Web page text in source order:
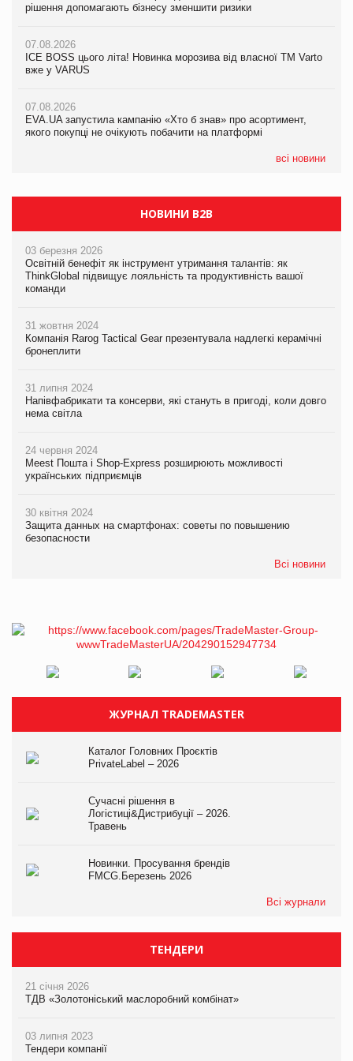
рішення допомагають бізнесу зменшити ризики
07.08.2026
ICE BOSS цього літа! Новинка морозива від власної ТМ Varto
вже у VARUS
07.08.2026
EVA.UA запустила кампанію «Хто б знав» про асортимент,
якого покупці не очікують побачити на платформі
всі новини
рішення допомагають бізнесу зменшити ризики
07.08.2026
ICE BOSS цього літа! Новинка морозива від власної ТМ Varto
вже у VARUS
07.08.2026
EVA.UA запустила кампанію «Хто б знав» про асортимент,
якого покупці не очікують побачити на платформі
Продажі Hugo Boss впали на 9%
НОВИНИ B2B
03 березня 2026
Освітній бенефіт як інструмент утримання талантів: як
ThinkGlobal підвищує лояльність та продуктивність вашої
команди
31 жовтня 2024
Компанія Rarog Tactical Gear презентувала надлегкі керамічні
бронеплити
31 липня 2024
Напівфабрикати та консерви, які стануть в пригоді, коли довго
нема світла
24 червня 2024
Meest Пошта і Shop-Express розширюють можливості
українських підприємців
30 квітня 2024
Защита данных на смартфонах: советы по повышению
безопасности
Всі новини
ЖУРНАЛ TRADEMASTER
Каталог Головних Проєктів
PrivateLabel – 2026
Сучасні рішення в
Логістиці&Дистрибуції – 2026.
Травень
Новинки. Просування брендів
FMCG.Березень 2026
Всі журнали
ТЕНДЕРИ
21 січня 2026
ТДВ «Золотоніський маслоробний комбінат»
03 липня 2023
Тендери компанії